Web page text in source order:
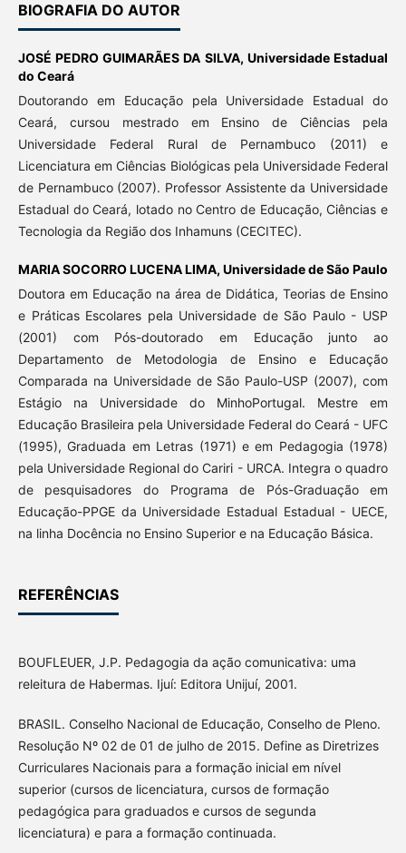
BIOGRAFIA DO AUTOR
JOSÉ PEDRO GUIMARÃES DA SILVA, Universidade Estadual
do Ceará
Doutorando em Educação pela Universidade Estadual do
Ceará, cursou mestrado em Ensino de Ciências pela
Universidade Federal Rural de Pernambuco (2011) e
Licenciatura em Ciências Biológicas pela Universidade Federal
de Pernambuco (2007). Professor Assistente da Universidade
Estadual do Ceará, lotado no Centro de Educação, Ciências e
Tecnologia da Região dos Inhamuns (CECITEC).
MARIA SOCORRO LUCENA LIMA, Universidade de São Paulo
Doutora em Educação na área de Didática, Teorias de Ensino
e Práticas Escolares pela Universidade de São Paulo - USP
(2001) com Pós-doutorado em Educação junto ao
Departamento de Metodologia de Ensino e Educação
Comparada na Universidade de São Paulo-USP (2007), com
Estágio na Universidade do MinhoPortugal. Mestre em
Educação Brasileira pela Universidade Federal do Ceará - UFC
(1995), Graduada em Letras (1971) e em Pedagogia (1978)
pela Universidade Regional do Cariri - URCA. Integra o quadro
de pesquisadores do Programa de Pós-Graduação em
Educação-PPGE da Universidade Estadual Estadual - UECE,
na linha Docência no Ensino Superior e na Educação Básica.
REFERÊNCIAS
BOUFLEUER, J.P. Pedagogia da ação comunicativa: uma
releitura de Habermas. Ijuí: Editora Unijuí, 2001.
BRASIL. Conselho Nacional de Educação, Conselho de Pleno.
Resolução Nº 02 de 01 de julho de 2015. Define as Diretrizes
Curriculares Nacionais para a formação inicial em nível
superior (cursos de licenciatura, cursos de formação
pedagógica para graduados e cursos de segunda
licenciatura) e para a formação continuada.